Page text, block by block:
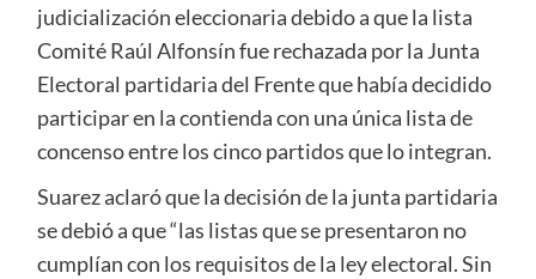
judicialización eleccionaria debido a que la lista
Comité Raúl Alfonsín fue rechazada por la Junta
Electoral partidaria del Frente que había decidido
participar en la contienda con una única lista de
concenso entre los cinco partidos que lo integran.
Suarez aclaró que la decisión de la junta partidaria
se debió a que “las listas que se presentaron no
cumplían con los requisitos de la ley electoral. Sin